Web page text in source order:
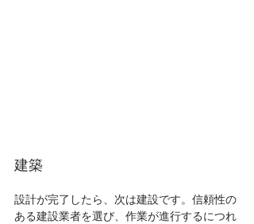
建築
設計が完了したら、次は建設です。信頼性の
ある建設業者を選び、作業が進行するにつれ